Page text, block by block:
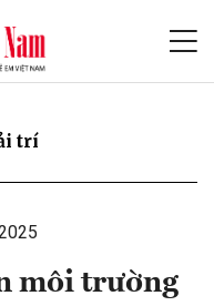
trí
môi trường